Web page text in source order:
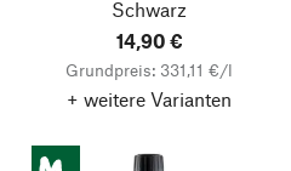
Schwarz
14,90 €
Grundpreis: 331,11 €/l
+ weitere Varianten